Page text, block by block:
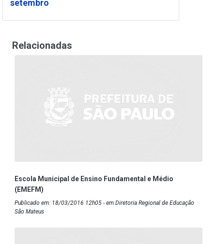
setembro
Relacionadas
Escola Municipal de Ensino Fundamental e Médio
(EMEFM)
Publicado em: 18/03/2016 12h05 - em Diretoria Regional de Educação
São Mateus